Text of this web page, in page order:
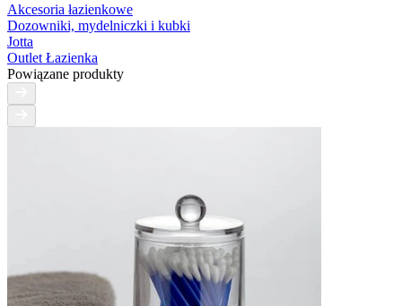
Akcesoria łazienkowe
Dozowniki, mydelniczki i kubki
Jotta
Outlet Łazienka
Powiązane produkty